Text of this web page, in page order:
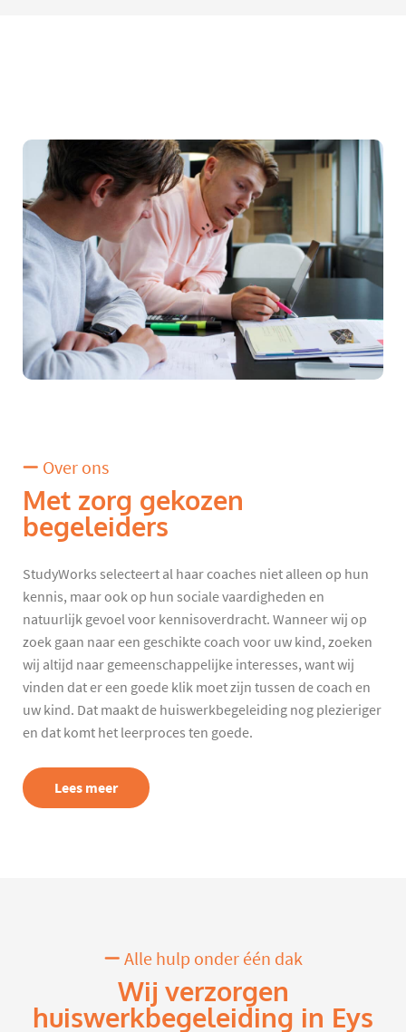
Over ons
Met zorg gekozen
begeleiders
StudyWorks selecteert al haar coaches niet alleen op hun
kennis, maar ook op hun sociale vaardigheden en
natuurlijk gevoel voor kennisoverdracht. Wanneer wij op
zoek gaan naar een geschikte coach voor uw kind, zoeken
wij altijd naar gemeenschappelijke interesses, want wij
vinden dat er een goede klik moet zijn tussen de coach en
uw kind. Dat maakt de huiswerkbegeleiding nog plezieriger
en dat komt het leerproces ten goede.
Lees meer
Alle hulp onder één dak
Wij verzorgen
huiswerkbegeleiding in Eys